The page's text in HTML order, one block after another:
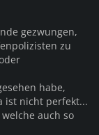
gezwungen,
zu
habe,
ist nicht perfekt...
auch so